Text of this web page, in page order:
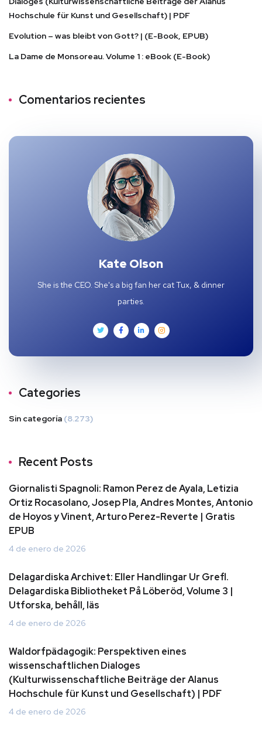
Hochschule für Kunst und Gesellschaft) | PDF
Evolution – was bleibt von Gott? | (E-Book, EPUB)
La Dame de Monsoreau. Volume 1 : eBook (E-Book)
Comentarios recientes
Kate Olson
She is the CEO. She's a big fan her cat Tux, & dinner
parties.
Categories
Sin categoría (8.273)
Recent Posts
Giornalisti Spagnoli: Ramon Perez de Ayala, Letizia
Ortiz Rocasolano, Josep Pla, Andres Montes, Antonio
de Hoyos y Vinent, Arturo Perez-Reverte | Gratis
EPUB
4 de enero de 2026
Delagardiska Archivet: Eller Handlingar Ur Grefl.
Delagardiska Bibliotheket På Löberöd, Volume 3 |
Utforska, behåll, läs
4 de enero de 2026
Waldorfpädagogik: Perspektiven eines
wissenschaftlichen Dialoges
(Kulturwissenschaftliche Beiträge der Alanus
Hochschule für Kunst und Gesellschaft) | PDF
4 de enero de 2026